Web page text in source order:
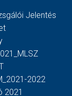
Jelentés
2022
2021